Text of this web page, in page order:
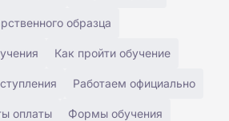
образца
Как пройти обучение
Работаем официально
оплаты Формы обучения